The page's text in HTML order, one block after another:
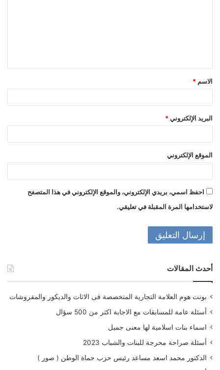
ق
*
الاسم *
البريد الإلكتروني *
الموقع الإلكتروني
احفظ اسمي، بريدي الإلكتروني، والموقع الإلكتروني في هذا المتصفح
لاستخدامها المرة المقبلة في تعليقي.
أحدث المقالات
بونت هوم العلامة التجارية المتخصصة فى الاثاث والديكور والمفروشات
أسئلة عامة للمسابقات مع الاجابة اكثر من 500 سؤال
اسماء بنات اسلامية لها معنى جميل
أسئلة صراحة محرجة للبنات والشباب 2023
الدكتور محمد اسعد مساعد رئيس حزب حماة الوطن ( صور )